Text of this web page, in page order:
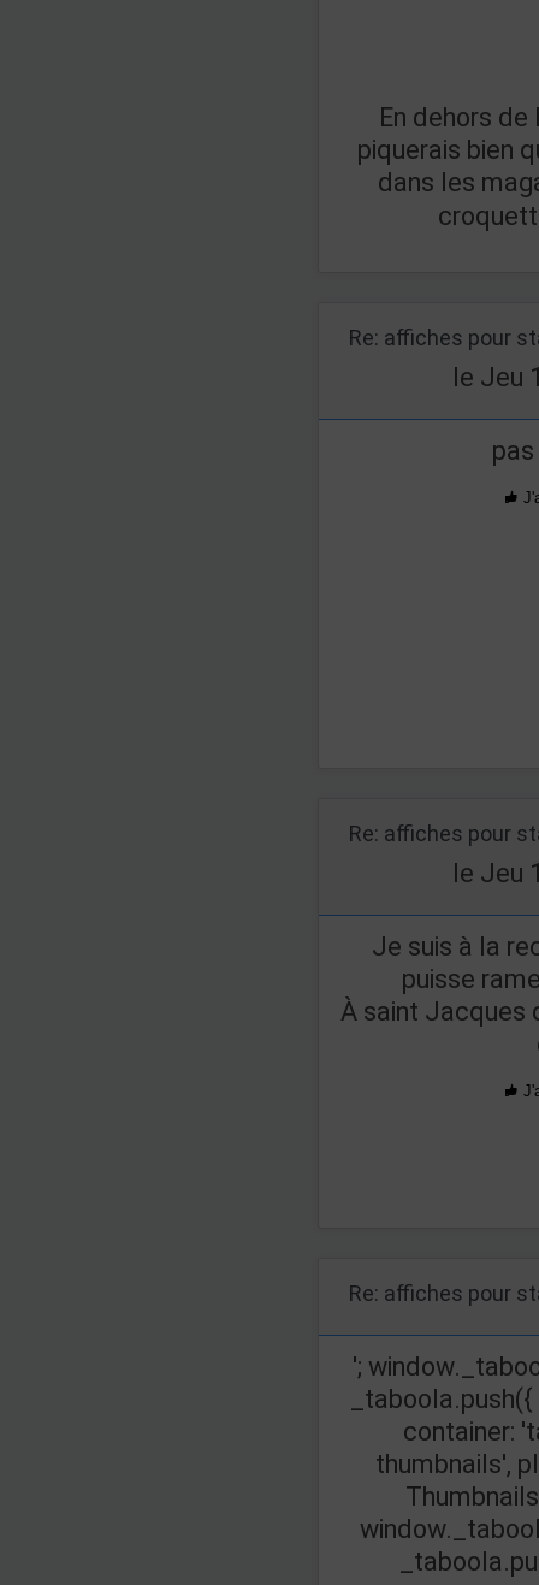
En dehors
piquerais bien
dans les
Re: affiches pour
le Jeu
Re: affiches pour
le Jeu
Je suis à la
puisse
À saint Jacques
Re: affiches pour
';
container:
thumbnails',